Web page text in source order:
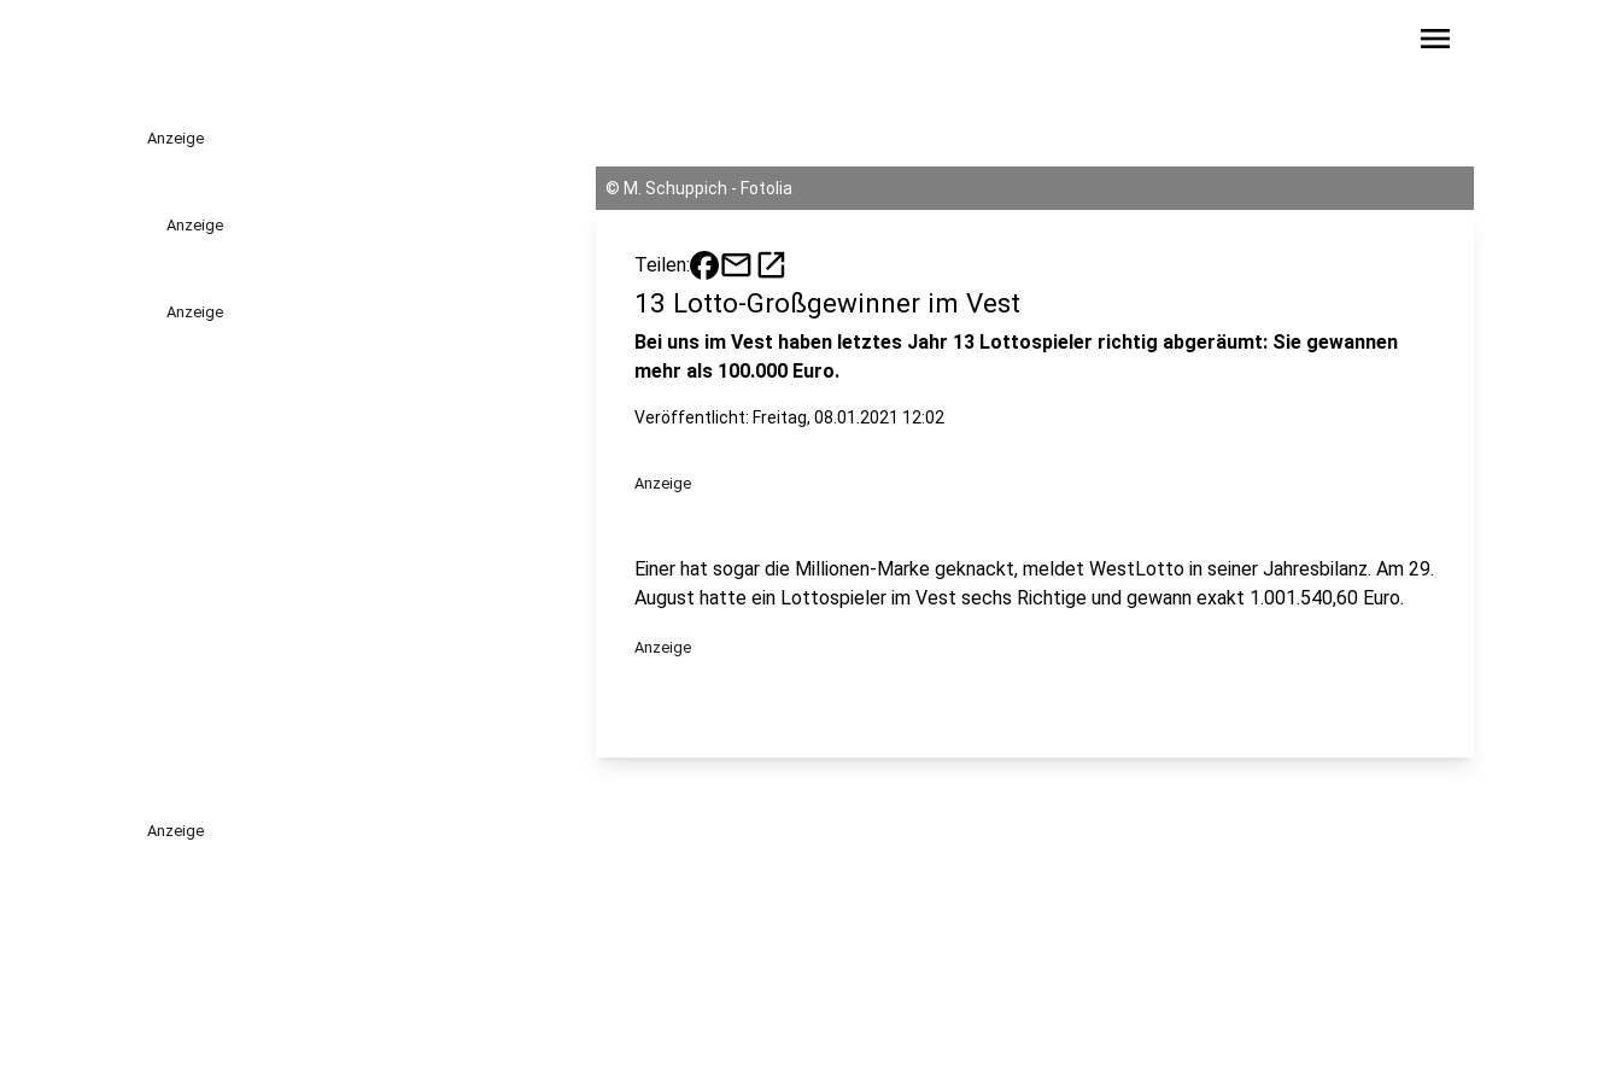
menu
Anzeige
Anzeige
Anzeige
© M. Schuppich - Fotolia
Teilen: mailopen_in_new
13 Lotto-Großgewinner im Vest
Bei uns im Vest haben letztes Jahr 13 Lottospieler richtig abgeräumt: Sie gewannen
mehr als 100.000 Euro.
Veröffentlicht: Freitag, 08.01.2021 12:02
Anzeige
Einer hat sogar die Millionen-Marke geknackt, meldet WestLotto in seiner Jahresbilanz. Am 29.
August hatte ein Lottospieler im Vest sechs Richtige und gewann exakt 1.001.540,60 Euro.
Anzeige
Anzeige